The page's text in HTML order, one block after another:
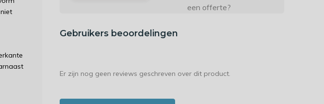
Gebruikers beoordelingen
Er zijn nog geen reviews geschreven over dit product.